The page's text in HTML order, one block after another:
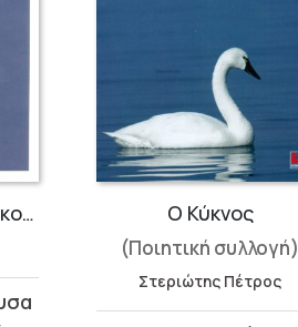
Η μπαλάντα του θεϊκού ανθρώπου Ο Κύκνος
(Ποιητική συλλογή)
Στεριώτης Πέτρος